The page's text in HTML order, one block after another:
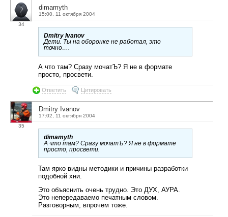
34
dimamyth
15:00, 11 октября 2004
Dmitry Ivanov
Дети. Ты на оборонке не работал, это
точно….
А что там? Сразу мочатЪ? Я не в формате
просто, просвети.
Ответить Цитировать
35
Dmitry Ivanov
17:02, 11 октября 2004
dimamyth
А что там? Сразу мочатЪ? Я не в формате
просто, просвети.
Там ярко видны методики и причины разработки
подобной хни.
Это объяснить очень трудно. Это ДУХ, АУРА.
Это непередаваемо печатным словом.
Разговорным, впрочем тоже.